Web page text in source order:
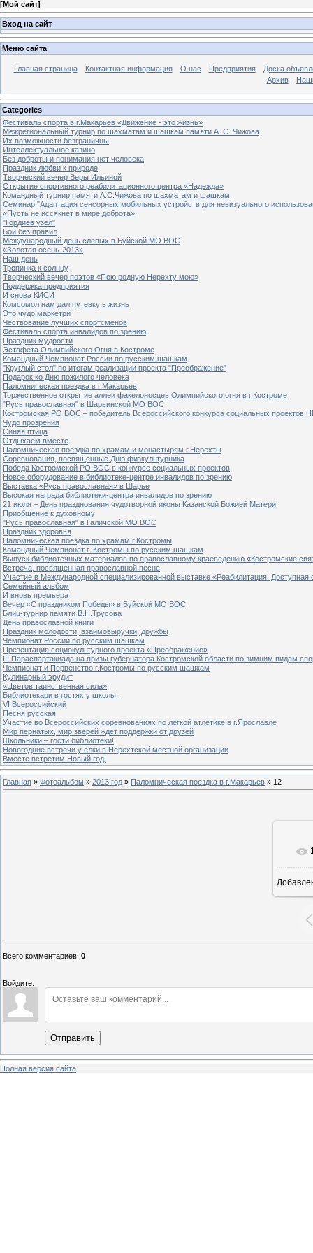
[Мой сайт]
Вход на сайт
Меню сайта
Главная страница Контактная информация О нас Предприятия
Доска
Архив
Categories
Фестиваль спорта в г.Макарьев «Движение - это жизнь»
Межрегиональный турнир по шахматам и шашкам памяти А. С. Чижова
Их возможности безграничны
Интеллектуальное казино
Без доброты и понимания нет человека
Праздник любви к природе
Творческий вечер Веры Ильиной
Открытие спортивного реабилитационного центра «Надежда»
Командный турнир памяти А.С.Чижова по шахматам и шашкам
Семинар "Адаптация сенсорных мобильных устройств для невизуального
«Пусть не иссякнет в мире доброта»
"Гордиев узел"
Бои без правил
Международный день слепых в Буйской МО ВОС
«Золотая осень-2013»
Наш день
Тропинка к солнцу
Творческий вечер поэтов «Пою родную Нерехту мою»
Поддержка предприятия
И снова КИСИ
Комсомол нам дал путевку в жизнь
Это чудо маркетри
Чествование лучших спортсменов
Фестиваль спорта инвалидов по зрению
Праздник мудрости
Эстафета Олимпийского Огня в Костроме
Командный Чемпионат России по русским шашкам
"Круглый стол" по итогам реализации проекта "Преображение"
Подарок ко Дню пожилого человека
Паломническая поездка в г.Макарьев
Торжественное открытие аллеи факелоносцев Олимпийского огня в г.Костроме
"Русь православная" в Шарьинской МО ВОС
Костромская РО ВОС – победитель Всероссийского конкурса социальных проектов
Чудо прозрения
Синяя птица
Отдыхаем вместе
Паломническая поездка по храмам и монастырям г.Нерехты
Соревнования, посвященные Дню физкультурника
Победа Костромской РО ВОС в конкурсе социальных проектов
Новое оборудование в библиотеке-центре инвалидов по зрению
Выставка «Русь православная» в Шарье
Высокая награда библиотеки-центра инвалидов по зрению
21 июля – День празднования чудотворной иконы Казанской Божией Матери
Приобщение к духовному
"Русь православная" в Галичской МО ВОС
Праздник здоровья
Паломническая поездка по храмам г.Костромы
Командный Чемпионат г. Костромы по русским шашкам
Выпуск библиотечных материалов по православному краеведению «Костромские
Встреча, посвященная православной песне
Участие в Международной специализированной выставке «Реабилитация. Доступная
Семейный альбом
И вновь премьера
Вечер «С праздником Победы» в Буйской МО ВОС
Блиц-турнир памяти В.Н.Трусова
День православной книги
Праздник молодости, взаимовыручки, дружбы
Чемпионат России по русским шашкам
Презентация социокультурного проекта «Преображение»
III Параспартакиада на призы губернатора Костромской области по зимним видам
Чемпионат и Первенство г.Костромы по русским шашкам
Кулинарный эрудит
«Цветов таинственная сила»
Библиотекари в гостях у школы!
VI Всероссийский
Песня русская
Участие во Всероссийских соревнованиях по легкой атлетике в г.Ярославле
Мир пернатых, мир зверей ждёт поддержки от друзей
Школьники – гости библиотеки!
Новогодние встречи у ёлки в Нерехтской местной организации
Вместе встретим Новый год!
Главная » Фотоальбом » 2013 год » Паломническая поездка в г.Макарьев » 12
Всего комментариев: 0
Войдите:
Отправить
Полная версия сайта